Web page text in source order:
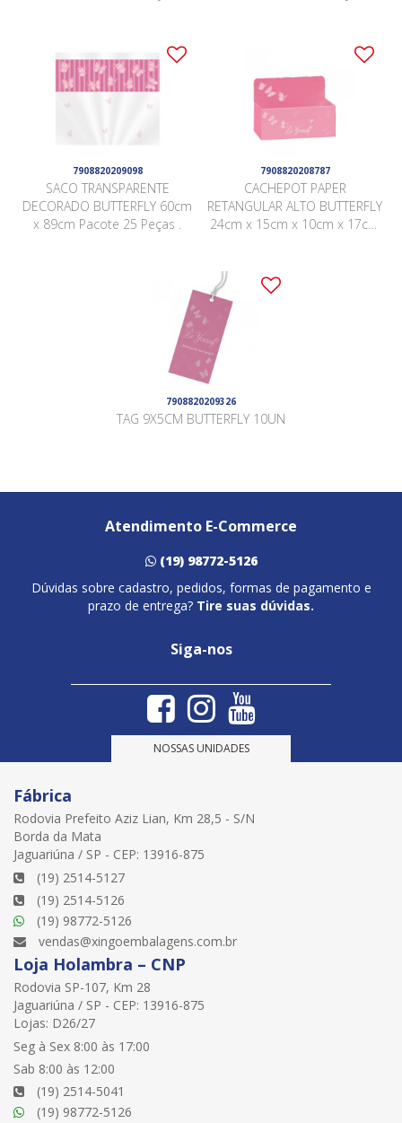
7908820209098
SACO TRANSPARENTE
DECORADO BUTTERFLY 60cm
x 89cm Pacote 25 Peças .
7908820208787
CACHEPOT PAPER
RETANGULAR ALTO BUTTERFLY
24cm x 15cm x 10cm x 17cm
7908820209326
TAG 9X5CM BUTTERFLY 10UN
Atendimento E-Commerce
(19) 98772-5126
Dúvidas sobre cadastro, pedidos, formas de pagamento e
prazo de entrega? Tire suas dúvidas.
Siga-nos
NOSSAS UNIDADES
Fábrica
Rodovia Prefeito Aziz Lian, Km 28,5 - S/N
Borda da Mata
Jaguariúna / SP - CEP: 13916-875
(19) 2514-5127
(19) 2514-5126
(19) 98772-5126
vendas@xingoembalagens.com.br
Loja Holambra – CNP
Rodovia SP-107, Km 28
Jaguariúna / SP - CEP: 13916-875
Lojas: D26/27
Seg à Sex 8:00 às 17:00
Sab 8:00 às 12:00
(19) 2514-5041
(19) 98772-5126